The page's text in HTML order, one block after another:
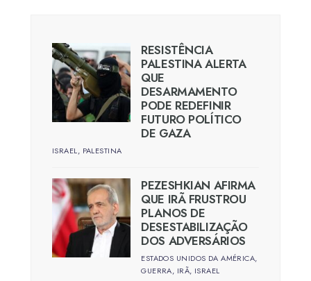
RESISTÊNCIA
PALESTINA ALERTA
QUE
DESARMAMENTO
PODE REDEFINIR
FUTURO POLÍTICO
DE GAZA
ISRAEL, PALESTINA
PEZESHKIAN AFIRMA
QUE IRÃ FRUSTROU
PLANOS DE
DESESTABILIZAÇÃO
DOS ADVERSÁRIOS
ESTADOS UNIDOS DA AMÉRICA,
GUERRA, IRÃ, ISRAEL